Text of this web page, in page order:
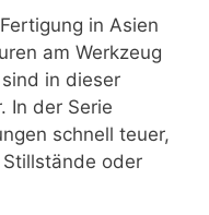
in Asien
am Werkzeug
in dieser
In der Serie
schnell teuer,
oder